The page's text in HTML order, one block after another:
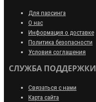
Для парсинга
О нас
Информация о доставке
Политика безопасности
Условия соглашения
СЛУЖБА ПОДДЕРЖКИ
Связаться с нами
Карта сайта